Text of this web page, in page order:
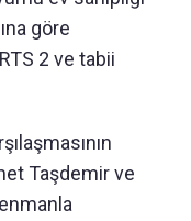
göre
2 ve tabii
Taşdemir ve